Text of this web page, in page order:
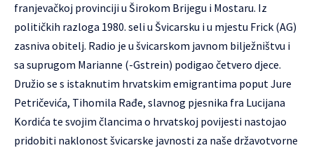
franjevačkoj provinciji u Širokom Brijegu i Mostaru. Iz
političkih razloga 1980. seli u Švicarsku i u mjestu Frick (AG)
zasniva obitelj. Radio je u švicarskom javnom bilježništvu i
sa suprugom Marianne (-Gstrein) podigao četvero djece.
Družio se s istaknutim hrvatskim emigrantima poput Jure
Petričevića, Tihomila Rađe, slavnog pjesnika fra Lucijana
Kordića te svojim člancima o hrvatskoj povijesti nastojao
pridobiti naklonost švicarske javnosti za naše državotvorne